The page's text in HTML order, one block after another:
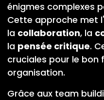
énigmes complexes
Cette approche met
la collaboration, la
la pensée critique.
cruciales pour le bon
organisation.
Grâce aux team